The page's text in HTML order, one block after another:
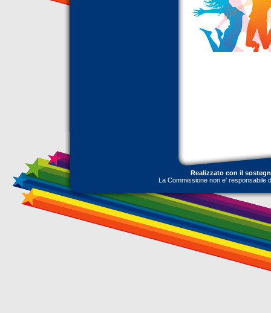
Realizzato con il
La Commissione non e' responsabile